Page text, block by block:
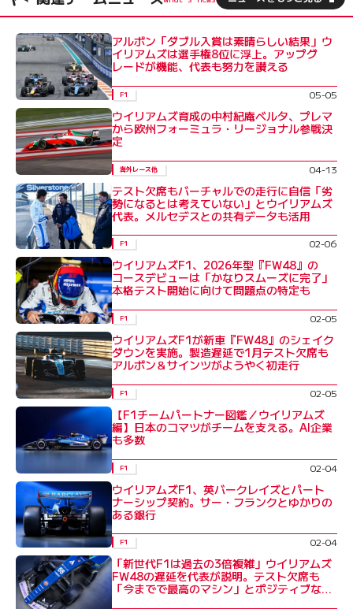
アルボン「ダブル入賞は素晴らしい結果」ウ
イリアムズは選手権8位に浮上。アップグ
レードが機能、代表も努力を讃える
F1 05-05
ウイリアムズ育成の中村紀庵ベルタ、プレマ
から欧州フォーミュラ・リージョナル参戦決
定
海外レース他 04-13
テスト欠席もバーチャルでの走行に自信「劣
勢になるとは考えていない」とウイリアムズ
代表。メルセデスとの共有データも活用
F1 02-06
ウイリアムズF1、2026年型『FW48』の
コースデビューは「かなりスムーズに完了」
本格テスト開始に向けて問題点の特定も
F1 02-05
ウイリアムズF1が新車『FW48』のシェイク
ダウンを実施。製造遅延で1月テスト欠席も
アルボン＆サインツがようやく初走行
F1 02-05
【F1チームパートナー図鑑／ウイリアムズ
編】日本のコマツがチームを支える。AI企業
も多数
F1 02-04
ウイリアムズF1、英バークレイズとパート
ナーシップ契約。サー・フランクとゆかりの
ある銀行
F1 02-04
「新世代F1は過去の3倍複雑」ウイリアムズ
FW48の遅延を代表が説明。テスト欠席も
「今までで最高のマシン」とポジティブな感